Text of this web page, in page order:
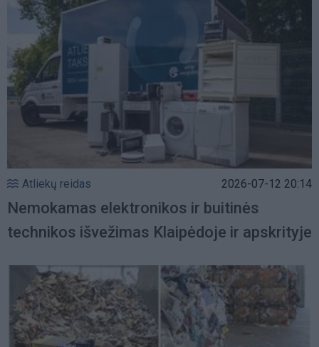
Atliekų reidas 2026-07-12 20:14
Nemokamas elektronikos ir buitinės
technikos išvežimas Klaipėdoje ir apskrityje